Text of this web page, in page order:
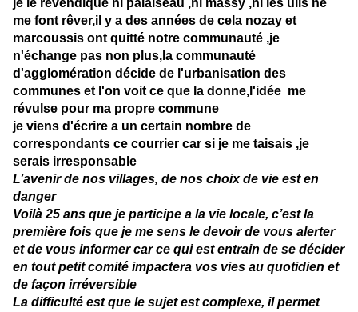
je le revendique ni palaiseau ,ni massy ,ni les ulis ne
me font rêver,il y a des années de cela nozay et
marcoussis ont quitté notre communauté ,je
n'échange pas non plus,la communauté
d'agglomération décide de l'urbanisation des
communes et l'on voit ce que la donne,l'idée me
révulse pour ma propre commune
je viens d'écrire a un certain nombre de
correspondants ce courrier car si je me taisais ,je
serais irresponsable
L’avenir de nos villages, de nos choix de vie est en
danger
Voilà 25 ans que je participe a la vie locale, c’est la
première fois que je me sens le devoir de vous alerter
et de vous informer car ce qui est entrain de se décider
en tout petit comité impactera vos vies au quotidien et
de façon irréversible
La difficulté est que le sujet est complexe, il permet